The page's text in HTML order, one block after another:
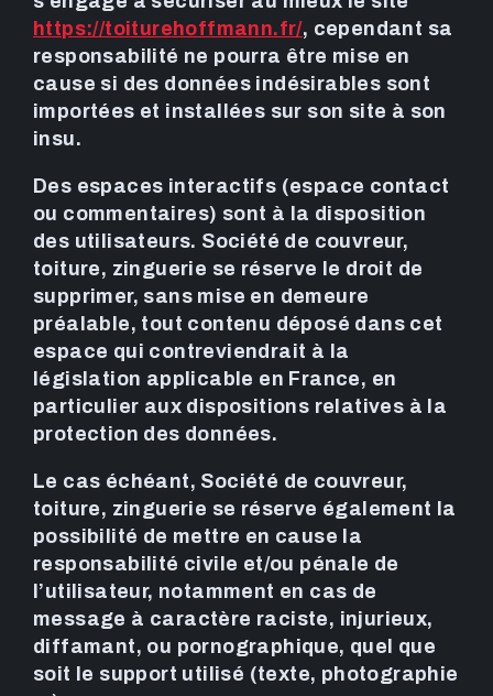
https://toiturehoffmann.fr/, cependant sa
responsabilité ne pourra être mise en
cause si des données indésirables sont
importées et installées sur son site à son
insu.
Des espaces interactifs (espace contact
ou commentaires) sont à la disposition
des utilisateurs. Société de couvreur,
toiture, zinguerie se réserve le droit de
supprimer, sans mise en demeure
préalable, tout contenu déposé dans cet
espace qui contreviendrait à la
législation applicable en France, en
particulier aux dispositions relatives à la
protection des données.
Le cas échéant, Société de couvreur,
toiture, zinguerie se réserve également la
possibilité de mettre en cause la
responsabilité civile et/ou pénale de
l’utilisateur, notamment en cas de
message à caractère raciste, injurieux,
diffamant, ou pornographique, quel que
soit le support utilisé (texte, photographie